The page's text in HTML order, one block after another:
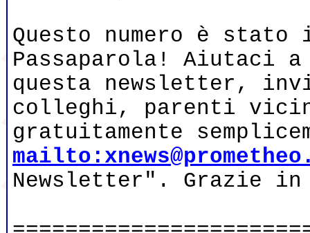
Questo numero è
Passaparola! Aiutaci
questa newsletter,
colleghi, parenti
gratuitamente
Newsletter". Grazie